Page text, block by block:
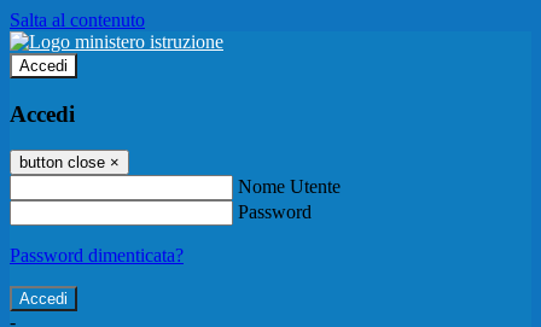
Salta al contenuto
Accedi
Accedi
button close ×
Nome Utente
Password
Password dimenticata?
-